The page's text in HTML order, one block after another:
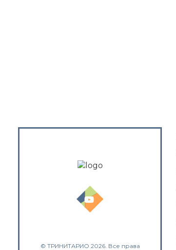
© ТРИНИТАРИО 2026. Все права